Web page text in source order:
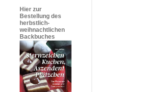
Hier zur
Bestellung des
herbstlich-
weihnachtlichen
Backbuches